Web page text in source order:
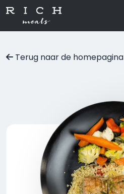
Terug naar de homepagina